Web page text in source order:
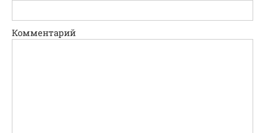
Комментарий